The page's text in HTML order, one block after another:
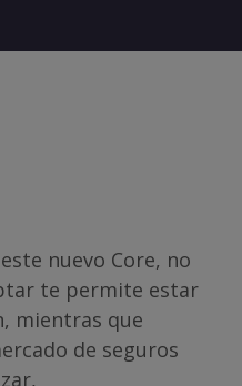
nuevo Core, no
te permite estar
mientras que
de seguros